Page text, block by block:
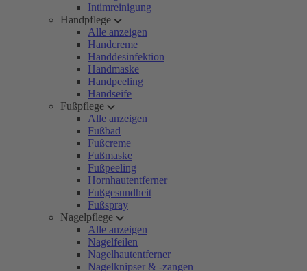
Intimreinigung
Handpflege
Alle anzeigen
Handcreme
Handdesinfektion
Handmaske
Handpeeling
Handseife
Fußpflege
Alle anzeigen
Fußbad
Fußcreme
Fußmaske
Fußpeeling
Hornhautentferner
Fußgesundheit
Fußspray
Nagelpflege
Alle anzeigen
Nagelfeilen
Nagelhautentferner
Nagelknipser & -zangen